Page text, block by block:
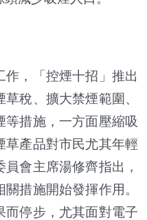
，「控煙十招」推出
稅、擴大禁煙範圍、
等措施，一方面壓縮吸
草產品對市民尤其年輕
會主席湯修齊指出，
措施開始發揮作用。
而停步，尤其面對電子